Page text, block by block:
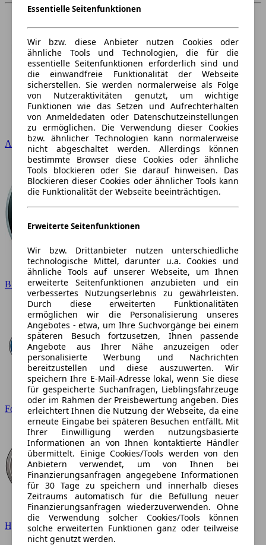
Audi
BMW
Ford
Hyundai
Essentielle Seitenfunktionen
Wir bzw. diese Anbieter nutzen Cookies oder
ähnliche Tools und Technologien, die für die
essentielle Seitenfunktionen erforderlich sind und
die einwandfreie Funktionalität der Webseite
sicherstellen. Sie werden normalerweise als Folge
von Nutzeraktivitäten genutzt, um wichtige
Funktionen wie das Setzen und Aufrechterhalten
von Anmeldedaten oder Datenschutzeinstellungen
zu ermöglichen. Die Verwendung dieser Cookies
bzw. ähnlicher Technologien kann normalerweise
nicht abgeschaltet werden. Allerdings können
bestimmte Browser diese Cookies oder ähnliche
Tools blockieren oder Sie darauf hinweisen. Das
Blockieren dieser Cookies oder ähnlicher Tools kann
die Funktionalität der Webseite beeinträchtigen.
Erweiterte Seitenfunktionen
Wir bzw. Drittanbieter nutzen unterschiedliche
technologische Mittel, darunter u.a. Cookies und
ähnliche Tools auf unserer Webseite, um Ihnen
erweiterte Seitenfunktionen anzubieten und ein
verbessertes Nutzungserlebnis zu gewährleisten.
Durch diese erweiterten Funktionalitäten
ermöglichen wir die Personalisierung unseres
Angebotes - etwa, um Ihre Suchvorgänge bei einem
späteren Besuch fortzusetzen, Ihnen passende
Angebote aus Ihrer Nähe anzuzeigen oder
personalisierte Werbung und Nachrichten
bereitzustellen und diese auszuwerten. Wir
speichern Ihre E-Mail-Adresse lokal, wenn Sie diese
für gespeicherte Suchanfragen, Lieblingsfahrzeuge
oder im Rahmen der Preisbewertung angeben. Dies
erleichtert Ihnen die Nutzung der Webseite, da eine
erneute Eingabe bei späteren Besuchen entfällt. Mit
Ihrer Einwilligung werden nutzungsbasierte
Informationen an von Ihnen kontaktierte Händler
übermittelt. Einige Cookies/Tools werden von den
Anbietern verwendet, um von Ihnen bei
Finanzierungsanfragen angegebene Informationen
für 30 Tage zu speichern und innerhalb dieses
Zeitraums automatisch für die Befüllung neuer
Finanzierungsanfragen wiederzuverwenden. Ohne
die Verwendung solcher Cookies/Tools können
solche erweiterten Funktionen ganz oder teilweise
nicht genutzt werden.